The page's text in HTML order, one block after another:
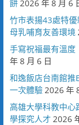
餅 2026 年 8 月 6
竹市表揚43處特
母乳哺育友善環境
手寫祝福最有溫
年 8 月 6 日
和逸飯店台南館
一次體驗 2026 年
高雄大學科教中
學探究人才 2026